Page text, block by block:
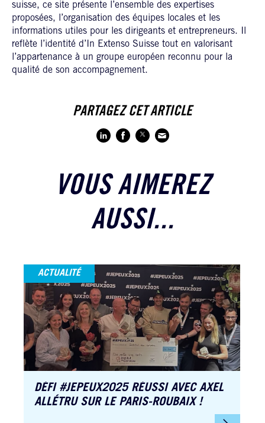
suisse, ce site présente l’ensemble des expertises
proposées, l’organisation des équipes locales et les
informations utiles pour les dirigeants et entrepreneurs. Il
reflète l’identité d’In Extenso Suisse tout en valorisant
l’appartenance à un groupe européen reconnu pour la
qualité de son accompagnement.
PARTAGEZ CET ARTICLE
VOUS AIMEREZ
AUSSI...
ACTUALITÉ
DÉFI #JEPEUX2025 RÉUSSI AVEC AXEL
ALLÉTRU SUR LE PARIS-ROUBAIX !